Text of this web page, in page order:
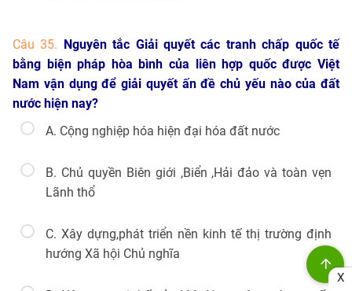
Câu 35. Nguyên tắc Giải quyết các tranh chấp quốc tế
bằng biện pháp hòa bình của liên hợp quốc được Việt
Nam vận dụng để giải quyết ấn đề chủ yếu nào của đất
nước hiện nay?
A. Cộng nghiệp hóa hiện đại hóa đất nước
B. Chủ quyền Biên giới ,Biển ,Hải đảo và toàn vẹn
Lãnh thổ
C. Xây dựng,phát triển nền kinh tế thị trường định
hướng Xã hội Chủ nghĩa
X